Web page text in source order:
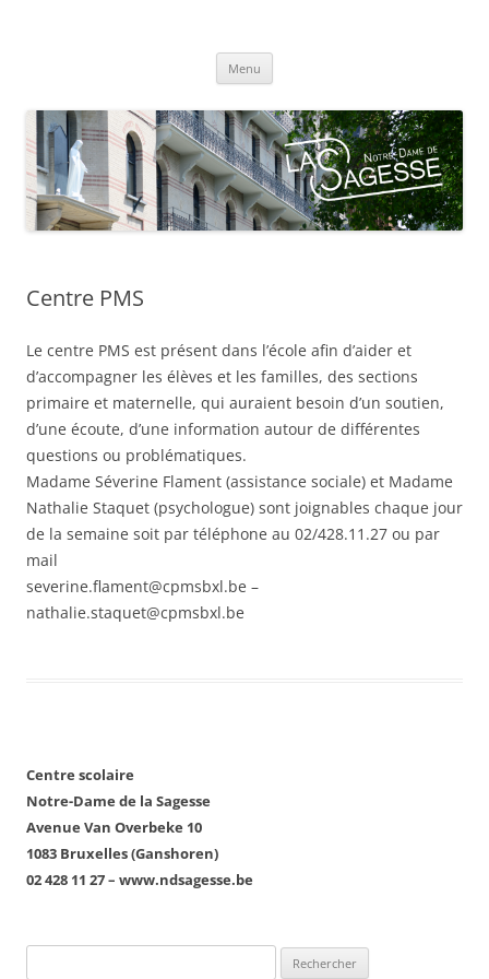
Sagesse
Menu
Centre PMS
Le centre PMS est présent dans l’école afin d’aider et
d’accompagner les élèves et les familles, des sections
primaire et maternelle, qui auraient besoin d’un soutien,
d’une écoute, d’une information autour de différentes
questions ou problématiques.
Madame Séverine Flament (assistance sociale) et Madame
Nathalie Staquet (psychologue) sont joignables chaque jour
de la semaine soit par téléphone au 02/428.11.27 ou par
mail
severine.flament@cpmsbxl.be –
nathalie.staquet@cpmsbxl.be
Centre scolaire
Notre-Dame de la Sagesse
Avenue Van Overbeke 10
1083 Bruxelles (Ganshoren)
02 428 11 27 – www.ndsagesse.be